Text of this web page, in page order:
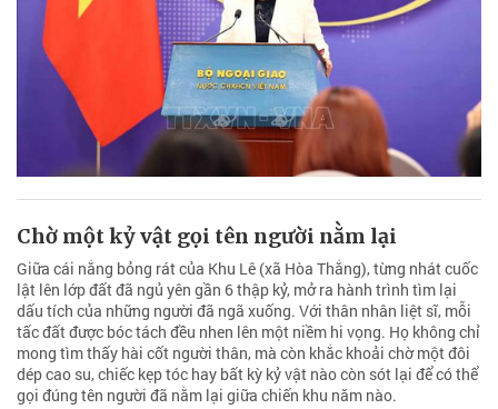
Chờ một kỷ vật gọi tên người nằm lại
Giữa cái nắng bỏng rát của Khu Lê (xã Hòa Thắng), từng nhát cuốc
lật lên lớp đất đã ngủ yên gần 6 thập kỷ, mở ra hành trình tìm lại
dấu tích của những người đã ngã xuống. Với thân nhân liệt sĩ, mỗi
tấc đất được bóc tách đều nhen lên một niềm hi vọng. Họ không chỉ
mong tìm thấy hài cốt người thân, mà còn khắc khoải chờ một đôi
dép cao su, chiếc kẹp tóc hay bất kỳ kỷ vật nào còn sót lại để có thể
gọi đúng tên người đã nằm lại giữa chiến khu năm nào.